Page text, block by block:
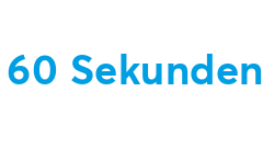
Sekunden